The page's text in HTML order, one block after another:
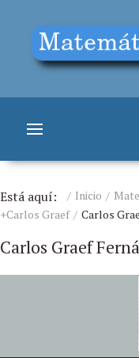
Está aquí: Inicio
+Carlos Graef
Carlos
Carlos Graef